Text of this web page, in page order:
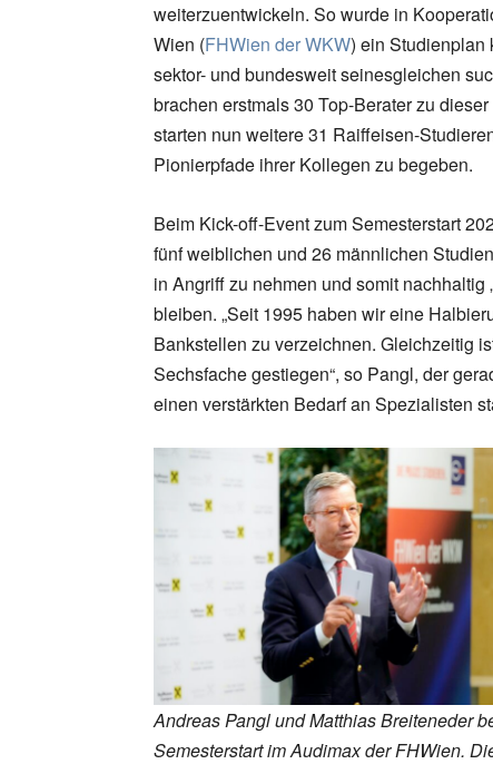
weiterzuentwickeln. So wurde in
Wien (FHWien der WKW) ein Studienplan
sektor- und bundesweit seinesgleichen
brachen erstmals 30 Top-Berater zu
starten nun weitere 31 Raiffeisen-
Pionierpfade ihrer Kollegen zu begeben.
Beim Kick-off-Event zum Semesterstart
fünf weiblichen und 26 männlichen
in Angriff zu nehmen und somit nachhaltig
bleiben. „Seit 1995 haben wir eine
Bankstellen zu verzeichnen. Gleichzeitig
Sechsfache gestiegen“, so Pangl, der
einen verstärkten Bedarf an Spezialisten
Andreas Pangl und Matthias Breiteneder
Semesterstart im Audimax der FHWien.